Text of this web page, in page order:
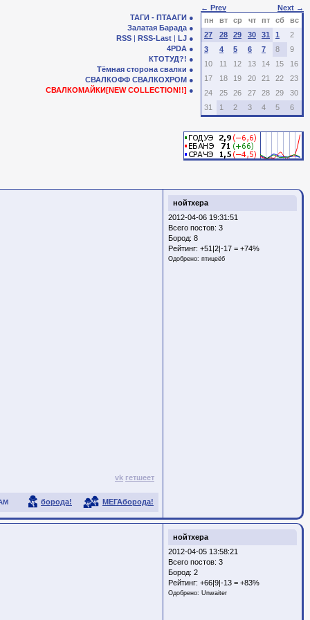
ТАГИ - ПТААГИ
Залатая Барада
RSS | RSS-Last | LJ
4PDA
КТОТУД?!
Тёмная сторона свалки
СВАЛКОФФ СВАЛКОХРОМ
СВАЛКОМАЙКИ[NEW COLLECTION!!]
← Prev
Next →
пн
вт ср чт пт сб
вс
27
28 29 30 31 1
2
3
4 5 6 7 8
9
10
11 12 13 14 15
16
17
18 19 20 21 22
23
24
25 26 27 28 29
30
31
1 2 3 4 5 6
нойтхера
2012-04-06 19:31:51
Всего постов: 3
Бород: 8
Рейтинг: +51|2|-17 = +74%
Одобрено: птицеёб
vk гетшеет
борода! МЕГАборода!
нойтхера
2012-04-05 13:58:21
Всего постов: 3
Бород: 2
Рейтинг: +66|9|-13 = +83%
Одобрено: Unwaiter